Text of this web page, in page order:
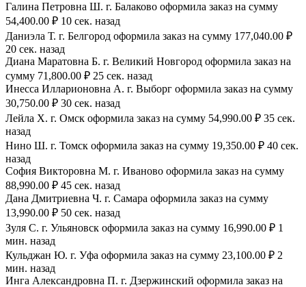
Галина Петровна Ш. г. Балаково оформила заказ на сумму
54,400.00 ₽ 10 сек. назад
Даниэла Т. г. Белгород оформила заказ на сумму 177,040.00 ₽
20 сек. назад
Диана Маратовна Б. г. Великий Новгород оформила заказ на
сумму 71,800.00 ₽ 25 сек. назад
Инесса Илларионовна А. г. Выборг оформила заказ на сумму
30,750.00 ₽ 30 сек. назад
Лейла Х. г. Омск оформила заказ на сумму 54,990.00 ₽ 35 сек.
назад
Нино Ш. г. Томск оформила заказ на сумму 19,350.00 ₽ 40 сек.
назад
София Викторовна М. г. Иваново оформила заказ на сумму
88,990.00 ₽ 45 сек. назад
Дана Дмитриевна Ч. г. Самара оформила заказ на сумму
13,990.00 ₽ 50 сек. назад
Зуля С. г. Ульяновск оформила заказ на сумму 16,990.00 ₽ 1
мин. назад
Кульджан Ю. г. Уфа оформила заказ на сумму 23,100.00 ₽ 2
мин. назад
Инга Александровна П. г. Дзержинский оформила заказ на